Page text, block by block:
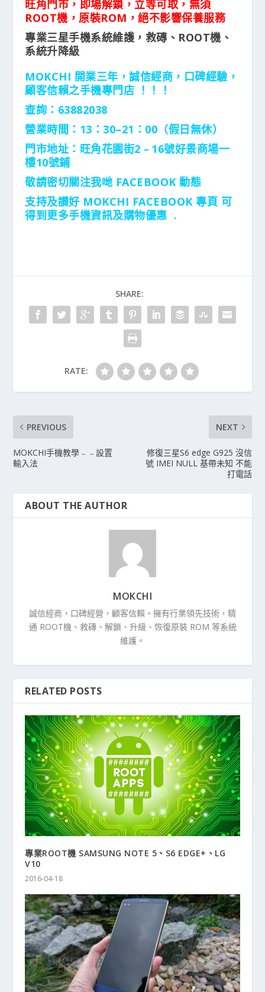
旺角門市，即場解鎖，立等可取，無須
ROOT機，原裝ROM ，絕不影響保養服務
專業三星手機系統維護，救磚、 ROOT機、
系統升降級
MOKCHI 開業三年，誠信經商，口碑經驗，
顧客信賴之手機專門店 ！！！
查詢：63882038
營業時間：13：30–21：00（假日無休）
門市地址：旺角花園街2﹣16號好景商場一
樓10號鋪
敬請密切關注我哋 FACEBOOK 動態
支持及讃好 MOKCHI FACEBOOK 專頁 可
得到更多手機資訊及購物優惠 .
SHARE:
RATE:
PREVIOUS
MOKCHI手機教學﹣﹣設置
輸入法
NEXT
修復三星S6 edge G925 沒信
號 IMEI NULL 基帶未知 不能
打電話
ABOUT THE AUTHOR
MOKCHI
誠信經商，口碑經營，顧客信賴。擁有行業領先技術，精
通 ROOT機、救磚、解鎖、升級、恢復原裝 ROM 等系統
維護。
RELATED POSTS
專業ROOT機 SAMSUNG NOTE 5、S6 EDGE+、LG
V10
2016-04-18